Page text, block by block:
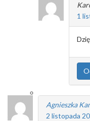
1
Agnieszka
2 listopada